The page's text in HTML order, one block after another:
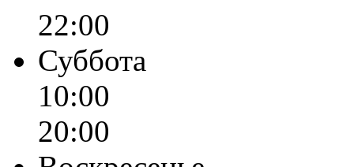
22:00
Суббота
10:00
20:00